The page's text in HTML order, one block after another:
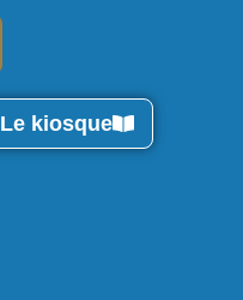
Le kiosque